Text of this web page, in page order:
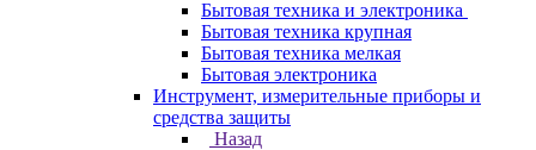
Бытовая техника и электроника
Бытовая техника крупная
Бытовая техника мелкая
Бытовая электроника
Инструмент, измерительные приборы и
средства защиты
Назад